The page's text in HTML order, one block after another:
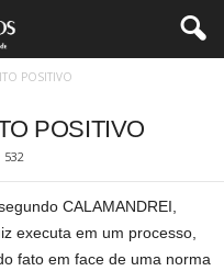
POSITIVO
POSITIVO
532
CALAMANDREI,
executa em um processo,
fato em face de uma norma